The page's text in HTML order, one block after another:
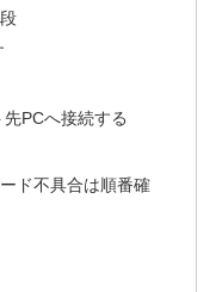
PCへ接続する
ド不具合は順番確